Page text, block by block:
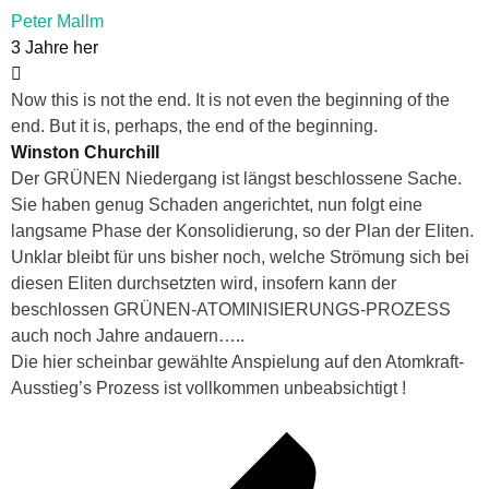
Peter Mallm
3 Jahre her
Now this is not the end. It is not even the beginning of the
end. But it is, perhaps, the end of the beginning.
Winston Churchill
Der GRÜNEN Niedergang ist längst beschlossene Sache.
Sie haben genug Schaden angerichtet, nun folgt eine
langsame Phase der Konsolidierung, so der Plan der Eliten.
Unklar bleibt für uns bisher noch, welche Strömung sich bei
diesen Eliten durchsetzten wird, insofern kann der
beschlossen GRÜNEN-ATOMINISIERUNGS-PROZESS
auch noch Jahre andauern…..
Die hier scheinbar gewählte Anspielung auf den Atomkraft-
Ausstieg’s Prozess ist vollkommen unbeabsichtigt !